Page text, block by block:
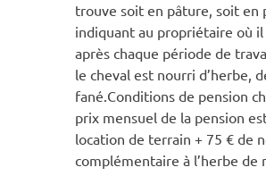
trouve soit en pâture, soit en
indiquant au propriétaire où
après chaque période de
le cheval est nourri d’herbe,
fané.Conditions de pension
prix mensuel de la pension
location de terrain + 75 € de
complémentaire à l’herbe de